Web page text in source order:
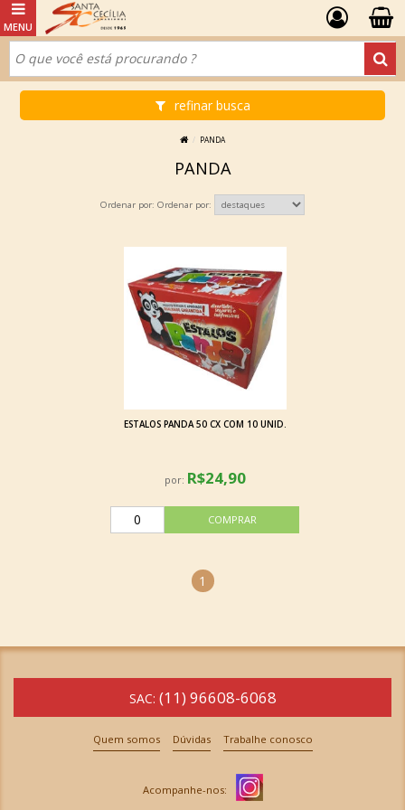
refinar busca
PANDA
PANDA
Ordenar por:
ESTALOS PANDA 50 CX COM 10 UNID.
por: R$24,90
1
SAC: (11) 96608-6068
Quem somos Dúvidas Trabalhe conosco